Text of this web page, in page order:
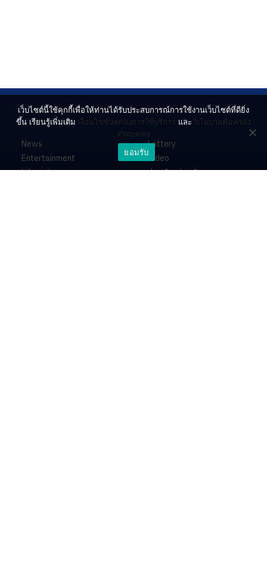
News
Entertainment
Lifestyle
Lottery
Video
ร่วมด้วยช่วยกัน
เว็บไซต์นี้ใช้คุกกี้เพื่อให้ท่านได้รับประสบการณ์การใช้งานเว็บไซต์ที่ดียิ่ง
ขึ้น เรียนรู้เพิ่มเติม เงื่อนไขข้อตกลงการใช้บริการ และ นโยบายคุ้มครอง
ส่วนบุคคล
ยอมรับ